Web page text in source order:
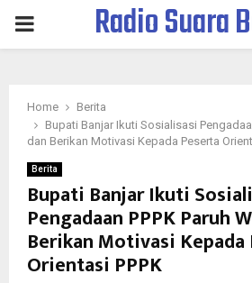
PRIMARYRadio Suara
Home
Berita
Bupati Banjar Ikuti Sosialisasi
dan Berikan Motivasi Kepada Peserta
Berita
Bupati Banjar Ikuti
Pengadaan PPPK Paruh
Berikan Motivasi Kepada
Orientasi PPPK